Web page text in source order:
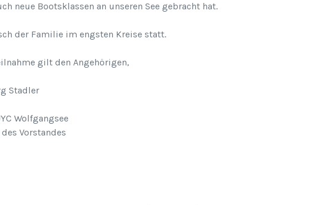
neue Bootsklassen an unseren See gebracht hat.
der Familie im engsten Kreise statt.
gilt den Angehörigen,
Stadler
Wolfgangsee
Vorstandes